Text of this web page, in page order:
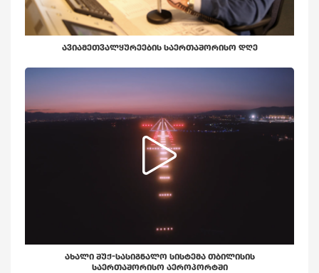
ᲐᲕᲘᲐᲛᲔᲗᲕᲐᲚᲧᲣᲠᲔᲔᲑᲘᲡ ᲡᲐᲔᲠᲗᲐᲨᲝᲠᲘᲡᲝ ᲓᲦᲔ
ᲐᲮᲐᲚᲘ ᲨᲣᲥ-ᲡᲐᲡᲘᲒᲜᲐᲚᲝ ᲡᲘᲡᲢᲔᲛᲐ ᲗᲑᲘᲚᲘᲡᲘᲡ
ᲡᲐᲔᲠᲗᲐᲨᲝᲠᲘᲡᲝ ᲐᲔᲠᲝᲞᲝᲠᲢᲨᲘ